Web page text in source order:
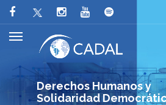
Derechos Humanos y
Solidaridad